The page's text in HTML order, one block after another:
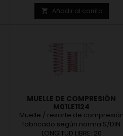
 Añadir al carrito
MUELLE DE COMPRESIÓN
M01LE1124
Muelle / resorte de compresión
fabricado según norma S/DIN
2095. Ofrecemos
LONGITUD LIBRE: 20